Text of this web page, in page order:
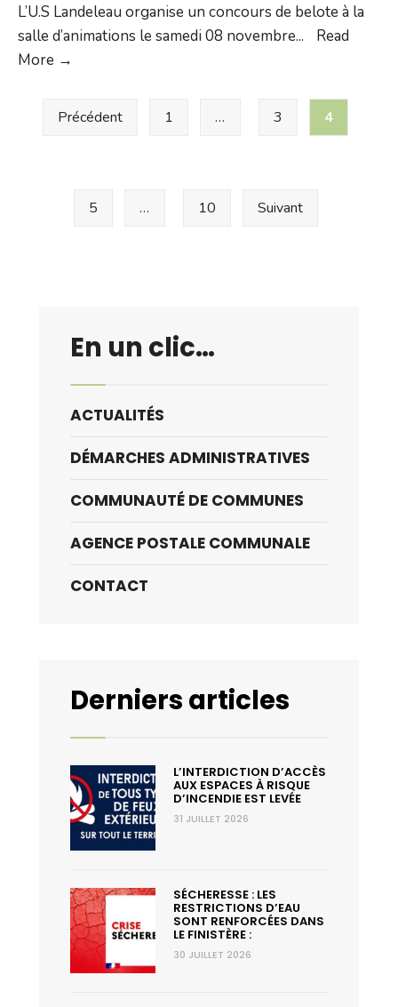
L’U.S Landeleau organise un concours de belote à la
salle d’animations le samedi 08 novembre...
Read
More →
belote
novembre
Pagination
desPrécédent 1 … 3 4
5 … 10 Suivant
En un clic…
ACTUALITÉS
DÉMARCHES ADMINISTRATIVES
COMMUNAUTÉ DE COMMUNES
AGENCE POSTALE COMMUNALE
CONTACT
Derniers articles
L’INTERDICTION D’ACCÈS
AUX ESPACES À RISQUE
D’INCENDIE EST LEVÉE
31 JUILLET 2026
SÉCHERESSE : LES
RESTRICTIONS D’EAU
SONT RENFORCÉES DANS
LE FINISTÈRE :
30 JUILLET 2026